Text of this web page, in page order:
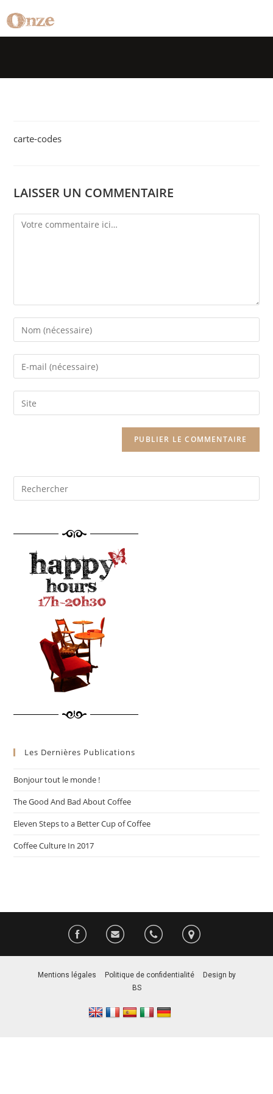
carte-codes
LAISSER UN COMMENTAIRE
Les Dernières Publications
Bonjour tout le monde !
The Good And Bad About Coffee
Eleven Steps to a Better Cup of Coffee
Coffee Culture In 2017
Mentions légales Politique de confidentialité
Design by
BS